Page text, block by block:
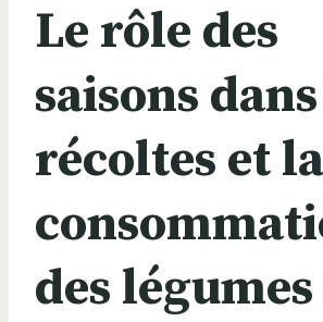
Le rôle des
saisons
récoltes et la
des légumes